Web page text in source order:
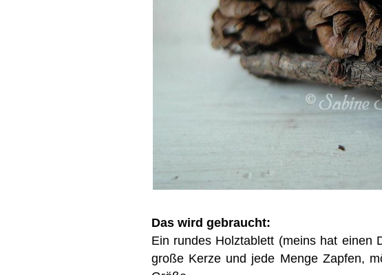
Das wird gebraucht:
Ein rundes Holztablett (meins hat einen
große Kerze und jede Menge Zapfen,